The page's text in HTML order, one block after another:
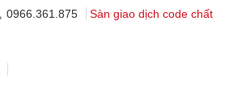
0966.361.875 Sàn giao dịch code chất